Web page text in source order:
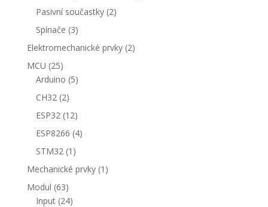
Pasivní součastky 22
Spínače 33
produkty
Elektromechanické prvky 22
MCU 2525
produktů
Arduino 55
CH32 22
produkty
ESP32 1212
produktů
ESP8266 44
STM32 1 1
produkt
Mechanické prvky 1 1
Modul 6363
produktů
Input 2424